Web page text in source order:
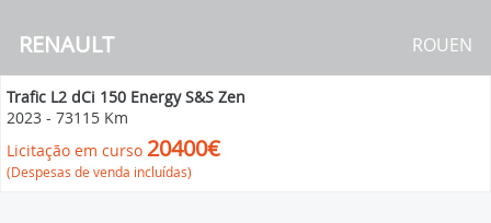
RENAULT ROUEN
Trafic L2 dCi 150 Energy S&S Zen
2023 - 73115 Km
Licitação em curso 20400€
(Despesas de venda incluídas)